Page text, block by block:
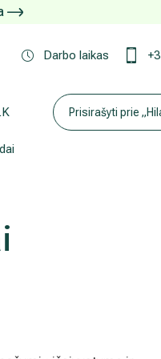
Darbo laikas
Prisirašyti prie